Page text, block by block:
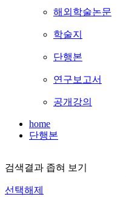
해외학술논문
학술지
단행본
연구보고서
공개강의
home
단행본
검색결과 좁혀 보기
선택해제